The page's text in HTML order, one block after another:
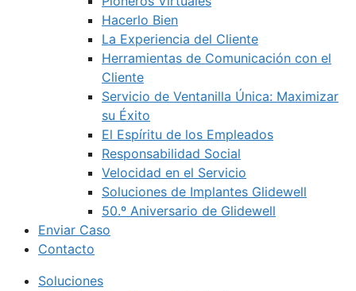
Hacerlo Bien
La Experiencia del Cliente
Herramientas de Comunicación con el
Cliente
Servicio de Ventanilla Única: Maximizar
su Éxito
El Espíritu de los Empleados
Responsabilidad Social
Velocidad en el Servicio
Soluciones de Implantes Glidewell
50.º Aniversario de Glidewell
Enviar Caso
Contacto
Soluciones